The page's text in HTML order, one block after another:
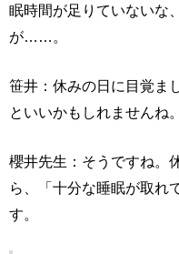
眠時間が足りていないな
が……。
笹井：休みの日に目覚ま
といいかもしれませんね。
櫻井先生：そうですね。
ら、「十分な睡眠が取れ
す。